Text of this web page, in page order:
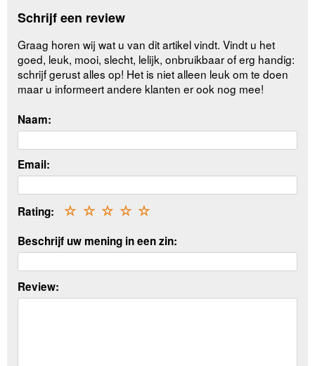
Schrijf een review
Graag horen wij wat u van dit artikel vindt. Vindt u het
goed, leuk, mooi, slecht, lelijk, onbruikbaar of erg handig:
schrijf gerust alles op! Het is niet alleen leuk om te doen
maar u informeert andere klanten er ook nog mee!
Naam:
Email:
Rating: ☆
☆
☆
☆
☆
Beschrijf uw mening in een zin:
Review: